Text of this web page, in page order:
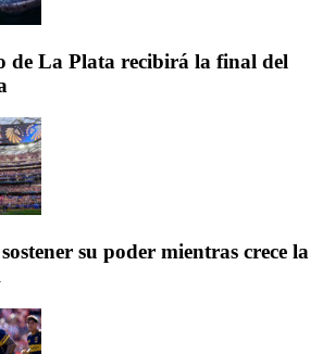
de La Plata recibirá la final del
su poder mientras crece la